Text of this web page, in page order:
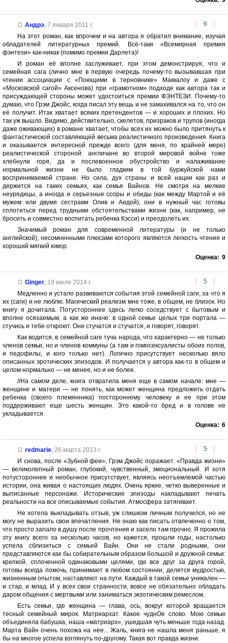
[ 6 ]
Андрэ, 7 января 2011 г.
На этот роман, как впрочем и на автора я обратил внимание, изучая
обладателей литературных премий. Всё-таки «Всемирная премия
фэнтези» как-никак (помимо премии Дарлета)!
И роман её вполне заслуживает, при этом демонстрируя, что и
семейная сага (лично мне в первую очередь почему-то вызывавшая при
чтении ассоциации с «Поющими в терновнике» Маккалоу и даже с
«Московской сагой» Аксенова) при «грамотном» подходе как автора так и
присуждающей стороны может удостоиться премии ФЭНТЕЗИ. Почему-то
думаю, что Грэм Джойс, когда писал эту вещь и не замахивался на то, что он
её получит. Итак хватает всяких претендентов — и хороших и плохих. Но
так уж вышло. Видимо, действительно, скелетов, призраков и трупов (иногда
даже оживающих) в романе хватает, чтобы всех их можно было притянуть к
фантастической составляющей весьма реалистичного произведения. Книга
и оказывается интересной прежде всего (для меня, по крайней мере)
реалистической стороной: англичане во второй мировой войне тоже
хлебнули горя, да и послевоенное обустройство и налаживание
нормальной жизни не было гладким в той буржуйской нами
воспринимаемой стране. Но сила, дух страны и всей нации как раз и
держится на таких семьях, как семья Вайнов. Не смотря на мелкие
неурядицы, а иногда и серьезные ссоры и обиды (как между Мартой и её
мужем или двумя сестрами Олив и Аидой), они в нужный час готовы
сплотиться перед трудными обстоятельствами жизни (как, например, не
бросить и совместно воспитать ребенка Кэсси) и преодолеть их.
Значимый роман для современной литературы (и не только
английской), несомненными плюсами которого являются легкость чтения и
хороший мягкий юмор.
Оценка: 9
[ 5 ]
Ginger, 19 июля 2014 г.
Медленно и устало развиваются события этой семейной саги, за что я
их (саги) и не люблю. Магический реализм мне тоже, в общем, не близок. Но
книгу я дочитала. Потустороннее здесь легко соседствует с бытовым и
вполне осязаемым, а как же иначе: в одной семье целых три портала —
стучись и тебе откроют. Они стучатся и стучатся, и говорят, говорят.
Как водится, в семейной саге туча народа, что характерно — не только
членов семьи, но и членов коммуны (а там и гомосексуалисты обоих полов,
и педофилы, и кого только нет). Логично присутствует несколько вяло
описанных эротических эпизодов. И получается у автора как-то в общем и
целом нормально — не менее, но и не более.
//На самом деле, книга отвратила меня еще в самом начале: мне —
женщине и матери — не понять, как может женщина предложить отдать
ребенка (своего племянника) постороннему человеку и ее при этом
поддерживают еще шесть женщин. Это какой-то бред и в голове не
укладывается.
Оценка: 6
[ 5 ]
redmarie, 26 марта 2013 г.
И снова, после «Зубной феи», Грэм Джойс поражает. «Правда жизни»
— великолепный роман, глубокий, чувственный, эмоциональный. И хотя
потустороннее и необычное присутствует, являясь неотъемлемой частью
истории, она живая о настоящих людях. Очень яркие, четко выверенные и
выписанные персонажи. Исторические эпизоды накладывают печать
реальности на все описываемые события. Атмосфера затягивает.
Не хотела выкладывать отзыв, уж слишком личным получился, но не
могу не выразить свои впечатления. Не знаю как писать отвлеченно о том,
что просто запало в душу после прочтения и засело там прочно. Я прожила
эту книгу всего за несколько часов, но кажется, прошли годы, настолько
успела сблизиться с семьей Вайн. Они не стали родными, они
представляются как бы собирательным образом большой и дружной семьи:
крепкой, сплоченной одинаковыми целями, где все друг за друга горой,
готовы всегда помочь, принимают в любом состоянии, делятся мудростью,
жизненным опытом, наставляют на пути. Каждый в такой семье уникален —
и стар, и млад. И у всех свои странности, вовсе не обязательно обладать
даром общения с мертвыми или заниматься экзотическим ремеслом.
Есть семьи, где женщина — глава, ось, вокруг которой вращается
тесный семейный мирок. Матриархат. Какое чуднОе слово. Мою семью
объединяла бабушка, наша «матриарх», ушедшая чуть меньше года назад.
Марта Вайн очень похожа на нее... Жаль, книга не нашла меня раньше, я
бы на многое успела взглянуть по-другому. Такая вот правда жизни.